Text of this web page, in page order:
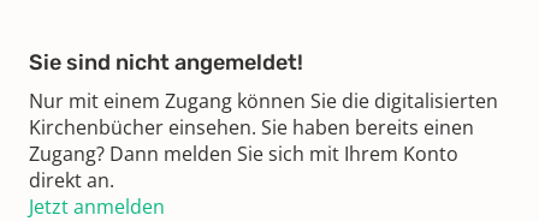
Sie sind nicht angemeldet!
Nur mit einem Zugang können Sie die digitalisierten
Kirchenbücher einsehen. Sie haben bereits einen
Zugang? Dann melden Sie sich mit Ihrem Konto
direkt an.
Jetzt anmelden